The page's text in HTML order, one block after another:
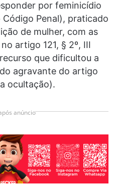
por feminicídio
Código Penal), praticado
de mulher, com as
artigo 121, § 2º, III
que dificultou a
agravante do artigo
ocultação).
anúncio